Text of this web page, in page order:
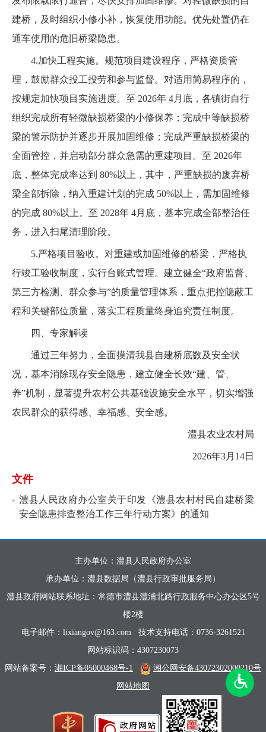
建桥，及时组织小修小补，恢复使用功能。优先处置仍在
通车使用的危旧桥梁隐患。
4.加快工程实施。规范项目建设程序，严格资质管
理，鼓励群众投工投劳和参与监督。对适用简易程序的，
按规定加快项目实施进度。至 2026年 4月底，各镇街自行
组织完成所有轻微缺损桥梁的小修保养；完成中等缺损桥
梁的警示防护并逐步开展加固维修；完成严重缺损桥梁的
全面管控，并启动部分群众急需的重建项目。至 2026年
底，整体完成率达到 80%以上，其中，严重缺损的废弃桥
梁全部拆除，纳入重建计划的完成 50%以上，需加固维修
的完成 80%以上。至 2028年 4月底，基本完成全部整治任
务，进入扫尾清理阶段。
5.严格项目验收。对重建或加固维修的桥梁，严格执
行竣工验收制度，实行台账式管理。建立健全“政府监督、
第三方检测、群众参与”的质量管理体系，重点把控隐蔽工
程和关键部位质量，落实工程质量终身追究责任制度。
四、专家解读
通过三年努力，全面摸清我县自建桥底数及安全状
况，基本消除现存安全隐患，建立健全长效“建、管、
养”机制，显著提升农村公共基础设施安全水平，切实增强
农民群众的获得感、幸福感、安全感。
澧县农业农村局
2026年3月14日
文件
澧县人民政府办公室关于印发《澧县农村村民自建桥梁
安全隐患排查整治工作三年行动方案》的通知
主办单位：澧县人民政府办公室
承办单位：澧县数据局（澧县行政审批服务局）
澧县政府网站联系地址：常德市澧县澧浦北路行政服务中心办公区5号
楼2楼
电子邮件：lixiangov@163.com
技术支持电话：0736-3261521
网站标识码：4307230073
网站备案号： 湘ICP备05000468号-1
湘公网安备43072302000210号
网站地图